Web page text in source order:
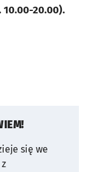
20.00).
się we